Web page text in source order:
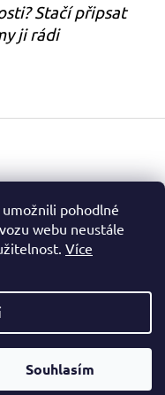
pohodlné
webu neustále
Více
Souhlasím
Stačí připsat
ji rádi
práva vyhrazena.